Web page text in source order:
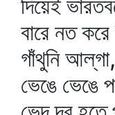
দিয়েই
বারে নত
গাঁথুনি
ভেঙে ভেঙে